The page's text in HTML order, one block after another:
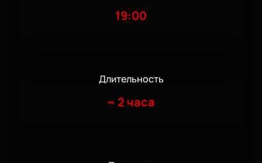
19:00
Длительность
~ 2 часа